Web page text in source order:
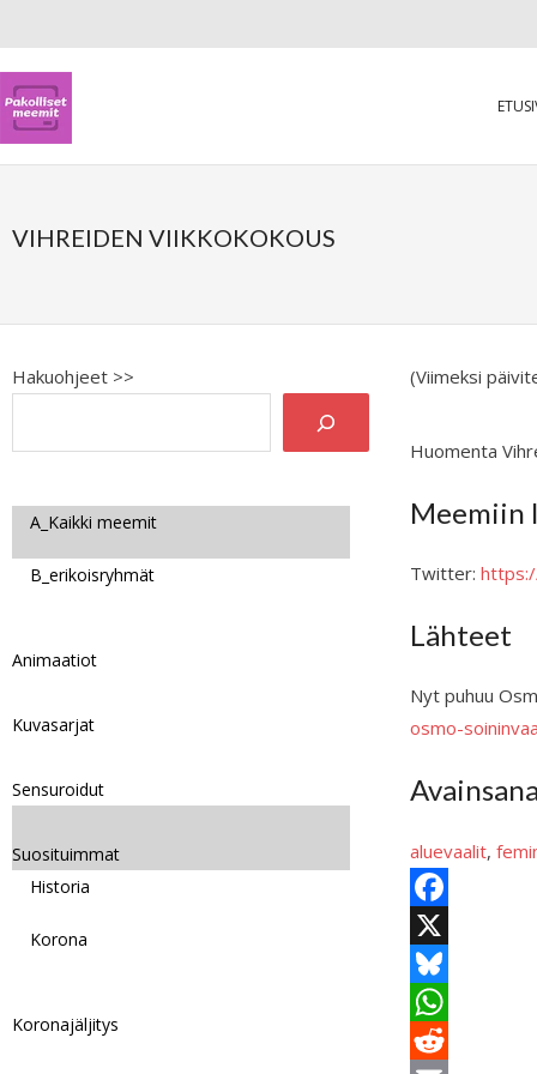
VIHREIDEN VIIKKOKOKOUS
(Viimeksi
Huomenta
Meemiin
Twitter:
Lähteet
Nyt puhuu
osmo-
aluevaalit,
F
a
c
e
X
B
lW
Hakuohjeet >>
A_Kaikki meemit
B_erikoisryhmät
Animaatiot
Kuvasarjat
Sensuroidut
Suosituimmat
Historia
Korona
Koronajäljitys